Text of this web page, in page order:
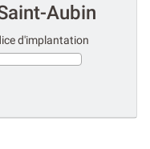
Aubin
d'implantation